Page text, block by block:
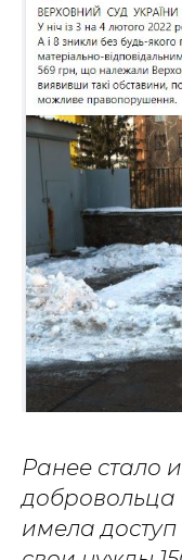
Ранее стало
имела доступ